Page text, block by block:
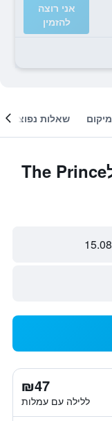
אני רוצה
להזמין
מיקום שאלות נפוצות
המבצעים הטובים ביותר לThe Prince
₪47
ללילה עם עמלות